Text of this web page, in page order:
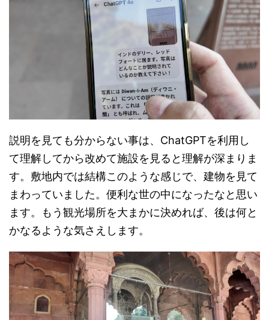
説明を見ても分からない事は、ChatGPTを利用し
て理解してから改めて施設を見ると理解が深まりま
す。敷地内では結構このような感じで、建物を見て
まわっていました。便利な世の中になったなと思い
ます。もう観光場所を大まかに決めれば、後は何と
かなるような気さえします。